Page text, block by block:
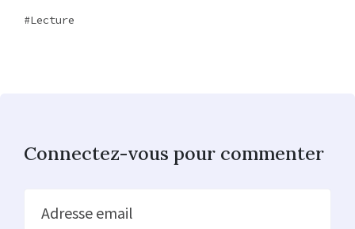
Lecture
Connectez-vous pour commenter
Adresse email